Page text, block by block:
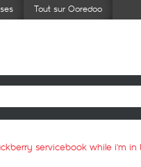
Tout sur Ooredoo
servicebook while i'm